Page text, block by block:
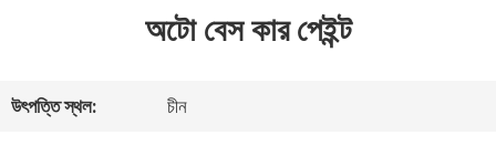
ভিডিও
অটো বেস কার পেইন্ট
উৎপত্তি স্থল: চীন